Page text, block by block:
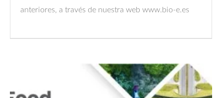
anteriores, a través de nuestra web www.bio-e.es